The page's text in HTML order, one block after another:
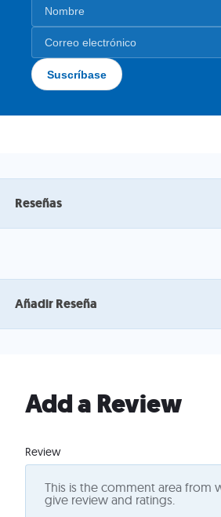
Reseñas
Añadir Reseña
Add a Review
Review